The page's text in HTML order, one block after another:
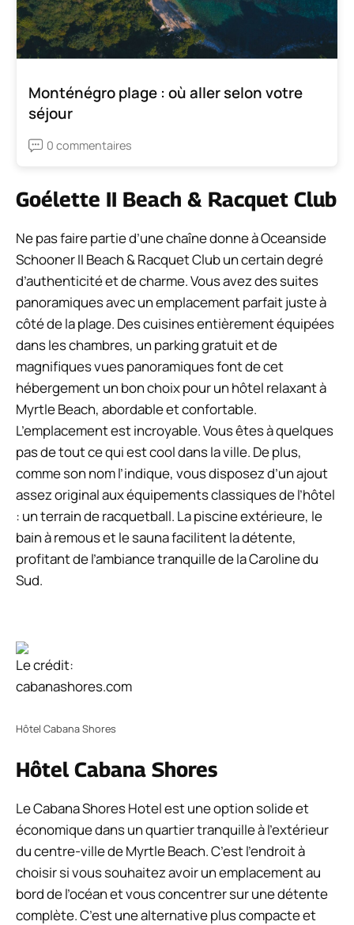
Monténégro plage : où aller selon votre
séjour
0 commentaires
Goélette II Beach & Racquet Club
Ne pas faire partie d’une chaîne donne à Oceanside
Schooner II Beach & Racquet Club un certain degré
d’authenticité et de charme. Vous avez des suites
panoramiques avec un emplacement parfait juste à
côté de la plage. Des cuisines entièrement équipées
dans les chambres, un parking gratuit et de
magnifiques vues panoramiques font de cet
hébergement un bon choix pour un hôtel relaxant à
Myrtle Beach, abordable et confortable.
L’emplacement est incroyable. Vous êtes à quelques
pas de tout ce qui est cool dans la ville. De plus,
comme son nom l’indique, vous disposez d’un ajout
assez original aux équipements classiques de l’hôtel
: un terrain de racquetball. La piscine extérieure, le
bain à remous et le sauna facilitent la détente,
profitant de l’ambiance tranquille de la Caroline du
Sud.
Le crédit:
cabanashores.com
Hôtel Cabana Shores
Hôtel Cabana Shores
Le Cabana Shores Hotel est une option solide et
économique dans un quartier tranquille à l’extérieur
du centre-ville de Myrtle Beach. C’est l’endroit à
choisir si vous souhaitez avoir un emplacement au
bord de l’océan et vous concentrer sur une détente
complète. C’est une alternative plus compacte et